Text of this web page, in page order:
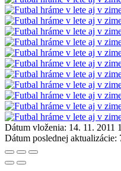
Dátum vloženia: 14. 11. 2011
Dátum poslednej aktualizácie: